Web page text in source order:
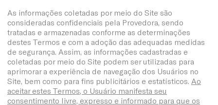
As informações coletadas por meio do Site são
consideradas confidenciais pela Provedora, sendo
tratadas e armazenadas conforme as determinações
destes Termos e com a adoção das adequadas medidas
de segurança. Assim, as informações cadastradas e
coletadas por meio do Site podem ser utilizadas para
aprimorar a experiência de navegação dos Usuários no
Site, bem como para fins publicitários e estatísticos. Ao
aceitar estes Termos, o Usuário manifesta seu
consentimento livre, expresso e informado para que os